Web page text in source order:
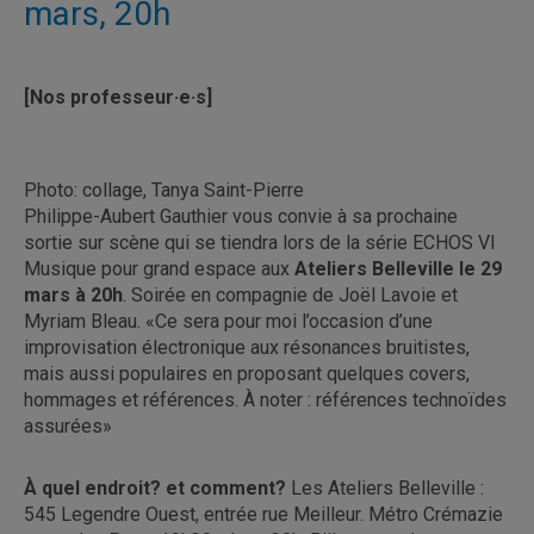
mars, 20h
[Nos professeur·e·s]
Photo: collage, Tanya Saint-Pierre
Philippe-Aubert Gauthier vous convie à sa prochaine
sortie sur scène qui se tiendra lors de la série ECHOS VI
Musique pour grand espace aux Ateliers Belleville le 29
mars à 20h. Soirée en compagnie de Joël Lavoie et
Myriam Bleau. «Ce sera pour moi l’occasion d’une
improvisation électronique aux résonances bruitistes,
mais aussi populaires en proposant quelques covers,
hommages et références. À noter : références technoïdes
assurées»
À quel endroit? et comment? Les Ateliers Belleville :
545 Legendre Ouest, entrée rue Meilleur. Métro Crémazie